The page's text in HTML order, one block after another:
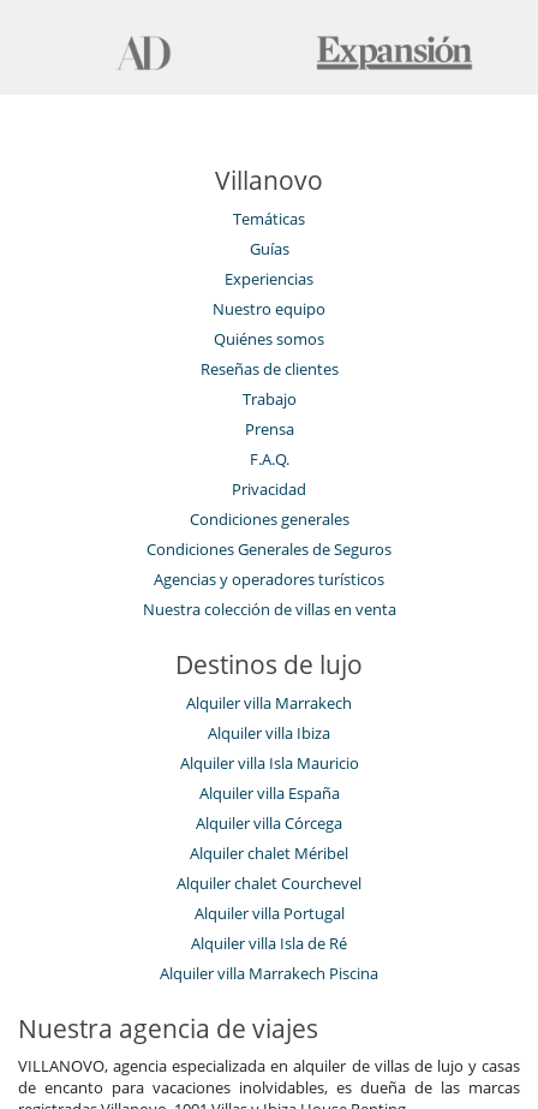
Villanovo
Temáticas
Guías
Experiencias
Nuestro equipo
Quiénes somos
Reseñas de clientes
Trabajo
Prensa
F.A.Q.
Privacidad
Condiciones generales
Condiciones Generales de Seguros
Agencias y operadores turísticos
Nuestra colección de villas en venta
Destinos de lujo
Alquiler villa Marrakech
Alquiler villa Ibiza
Alquiler villa Isla Mauricio
Alquiler villa España
Alquiler villa Córcega
Alquiler chalet Méribel
Alquiler chalet Courchevel
Alquiler villa Portugal
Alquiler villa Isla de Ré
Alquiler villa Marrakech Piscina
Nuestra agencia de viajes
VILLANOVO, agencia especializada en alquiler de villas de lujo y casas
de encanto para vacaciones inolvidables, es dueña de las marcas